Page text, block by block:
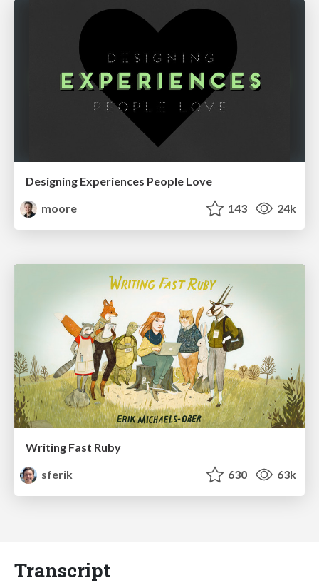
Designing Experiences People Love
moore
143 24k
Writing Fast Ruby
sferik
630 63k
Transcript